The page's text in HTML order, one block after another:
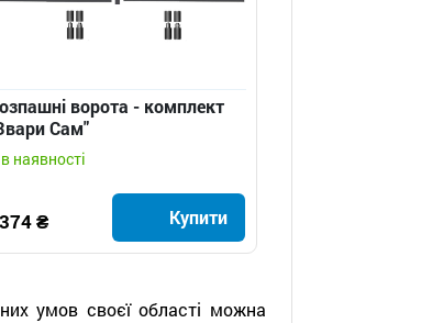
ворота - комплект
Сам"
наявності
₴ Купити
умов своєї області можна